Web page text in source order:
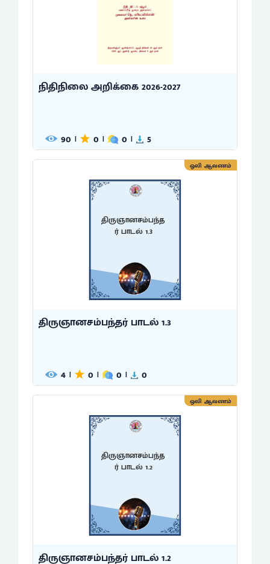
நிதிநிலை அறிக்கை 2026-2027
90 | 0 | 0 | 5
ஒலி ஆவணம்
திருஞானசம்பந்த
ர் பாடல் 1.3
திருஞானசம்பந்தர் பாடல் 1.3
4 | 0 | 0 | 0
ஒலி ஆவணம்
திருஞானசம்பந்த
ர் பாடல் 1.2
திருஞானசம்பந்தர் பாடல் 1.2